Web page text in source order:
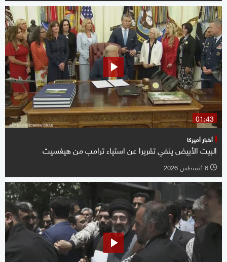
01:43
أخبار أميركا
البيت الأبيض ينفي تقريرا عن استياء ترامب من هيغسيث
l 6 أغسطس 2026